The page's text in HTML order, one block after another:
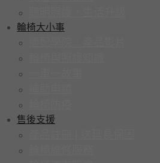
輪椅大小事
售後支援